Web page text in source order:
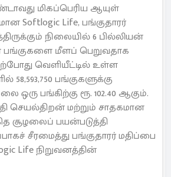
மிகப்பெரிய ஆயுள்
Softlogic Life, பங்குதாரர்
நிலையில் 6 பில்லியன்
பங்குகளை மீளப் பெறுவதாக
வெளியீட்டில் உள்ள
58,593,750 பங்குகளுக்கு
பங்கிற்கு ரூ. 102.40 ஆகும்.
செயல்திறன் மற்றும் சாதகமான
சூழலைப் பயன்படுத்தி
சீரமைத்து பங்குதாரர் மதிப்பை
Life நிறுவனத்தின்